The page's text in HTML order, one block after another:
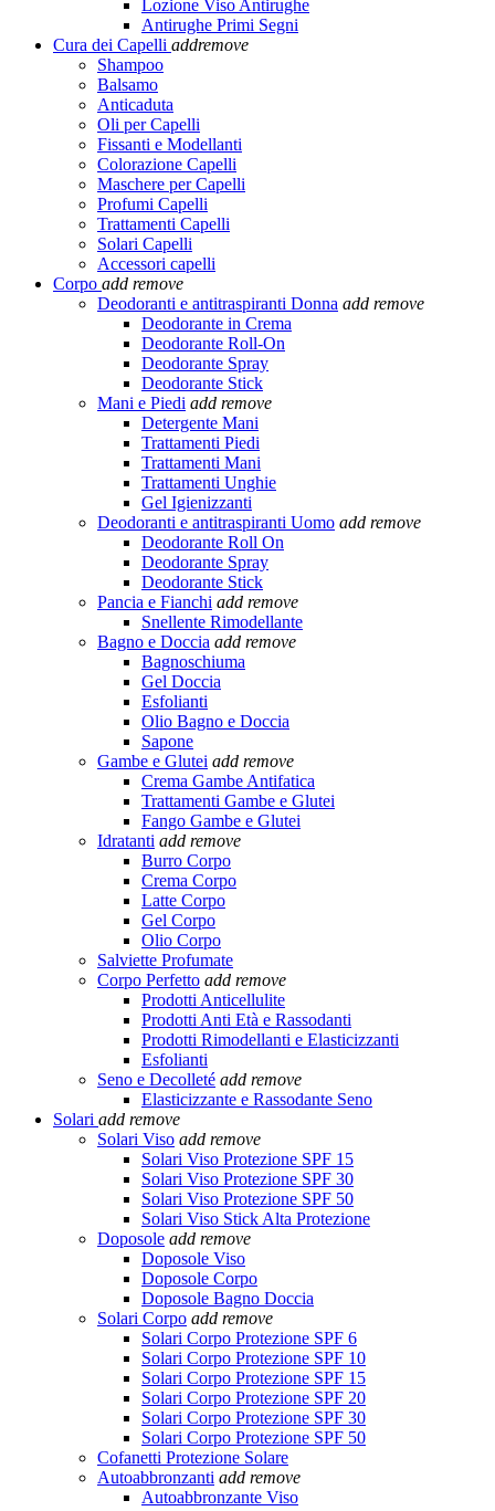
Lozione Viso Antirughe
Antirughe Primi Segni
Cura dei Capelli addremove
Shampoo
Balsamo
Anticaduta
Oli per Capelli
Fissanti e Modellanti
Colorazione Capelli
Maschere per Capelli
Profumi Capelli
Trattamenti Capelli
Solari Capelli
Accessori capelli
Corpo add remove
Deodoranti e antitraspiranti Donna add remove
Deodorante in Crema
Deodorante Roll-On
Deodorante Spray
Deodorante Stick
Mani e Piedi add remove
Detergente Mani
Trattamenti Piedi
Trattamenti Mani
Trattamenti Unghie
Gel Igienizzanti
Deodoranti e antitraspiranti Uomo add remove
Deodorante Roll On
Deodorante Spray
Deodorante Stick
Pancia e Fianchi add remove
Snellente Rimodellante
Bagno e Doccia add remove
Bagnoschiuma
Gel Doccia
Esfolianti
Olio Bagno e Doccia
Sapone
Gambe e Glutei add remove
Crema Gambe Antifatica
Trattamenti Gambe e Glutei
Fango Gambe e Glutei
Idratanti add remove
Burro Corpo
Crema Corpo
Latte Corpo
Gel Corpo
Olio Corpo
Salviette Profumate
Corpo Perfetto add remove
Prodotti Anticellulite
Prodotti Anti Età e Rassodanti
Prodotti Rimodellanti e Elasticizzanti
Esfolianti
Seno e Decolleté add remove
Elasticizzante e Rassodante Seno
Solari add remove
Solari Viso add remove
Solari Viso Protezione SPF 15
Solari Viso Protezione SPF 30
Solari Viso Protezione SPF 50
Solari Viso Stick Alta Protezione
Doposole add remove
Doposole Viso
Doposole Corpo
Doposole Bagno Doccia
Solari Corpo add remove
Solari Corpo Protezione SPF 6
Solari Corpo Protezione SPF 10
Solari Corpo Protezione SPF 15
Solari Corpo Protezione SPF 20
Solari Corpo Protezione SPF 30
Solari Corpo Protezione SPF 50
Cofanetti Protezione Solare
Autoabbronzanti add remove
Autoabbronzante Viso